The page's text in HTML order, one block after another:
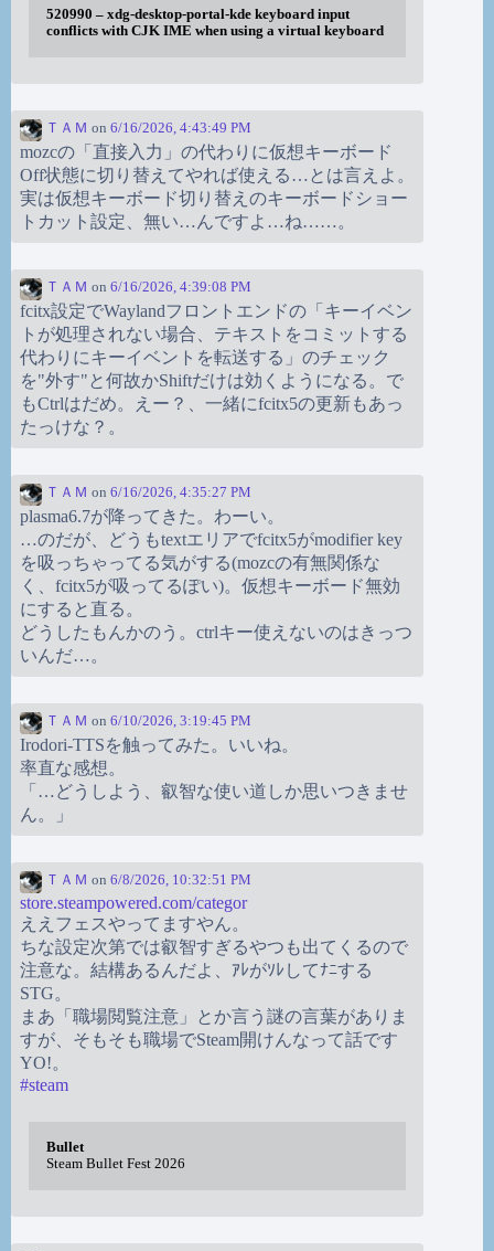
520990 – xdg-desktop-portal-kde keyboard input
conflicts with CJK IME when using a virtual keyboard
ＴＡＭ on 6/16/2026, 4:43:49 PM
mozcの「直接入力」の代わりに仮想キーボード
Off状態に切り替えてやれば使える…とは言えよ。
実は仮想キーボード切り替えのキーボードショー
トカット設定、無い…んですよ…ね……。
ＴＡＭ on 6/16/2026, 4:39:08 PM
fcitx設定でWaylandフロントエンドの「キーイベン
トが処理されない場合、テキストをコミットする
代わりにキーイベントを転送する」のチェック
を"外す"と何故かShiftだけは効くようになる。で
もCtrlはだめ。えー？、一緒にfcitx5の更新もあっ
たっけな？。
ＴＡＭ on 6/16/2026, 4:35:27 PM
plasma6.7が降ってきた。わーい。
…のだが、どうもtextエリアでfcitx5がmodifier key
を吸っちゃってる気がする(mozcの有無関係な
く、fcitx5が吸ってるぽい)。仮想キーボード無効
にすると直る。
どうしたもんかのう。ctrlキー使えないのはきっつ
いんだ…。
ＴＡＭ on 6/10/2026, 3:19:45 PM
Irodori-TTSを触ってみた。いいね。
率直な感想。
「…どうしよう、叡智な使い道しか思いつきませ
ん。」
ＴＡＭ on 6/8/2026, 10:32:51 PM
store.steampowered.com/categor
ええフェスやってますやん。
ちな設定次第では叡智すぎるやつも出てくるので
注意な。結構あるんだよ、ｱﾚがｿﾚしてﾅﾆする
STG。
まあ「職場閲覧注意」とか言う謎の言葉がありま
すが、そもそも職場でSteam開けんなって話です
YO!。
#steam
Bullet
Steam Bullet Fest 2026